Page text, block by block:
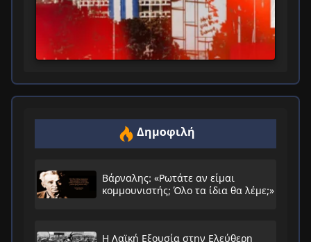
Δημοφιλή
Βάρναλης: «Ρωτάτε αν είμαι
κομμουνιστής; Όλο τα ίδια θα λέμε;»
Η Λαϊκή Εξουσία στην Ελεύθερη